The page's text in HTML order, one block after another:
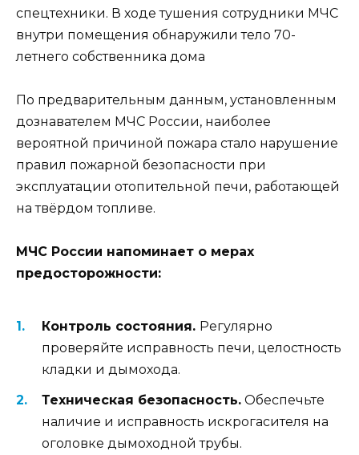
спецтехники. В ходе тушения сотрудники МЧС
внутри помещения обнаружили тело 70-
летнего собственника дома
По предварительным данным, установленным
дознавателем МЧС России, наиболее
вероятной причиной пожара стало нарушение
правил пожарной безопасности при
эксплуатации отопительной печи, работающей
на твёрдом топливе.
МЧС России напоминает о мерах
предосторожности:
Контроль состояния. Регулярно
проверяйте исправность печи, целостность
кладки и дымохода.
Техническая безопасность. Обеспечьте
наличие и исправность искрогасителя на
оголовке дымоходной трубы.